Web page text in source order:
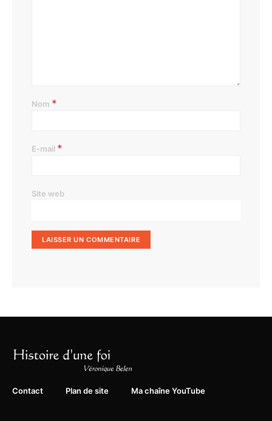
Nom *
E-mail *
Site web
Contact Plan de site Ma chaîne YouTube